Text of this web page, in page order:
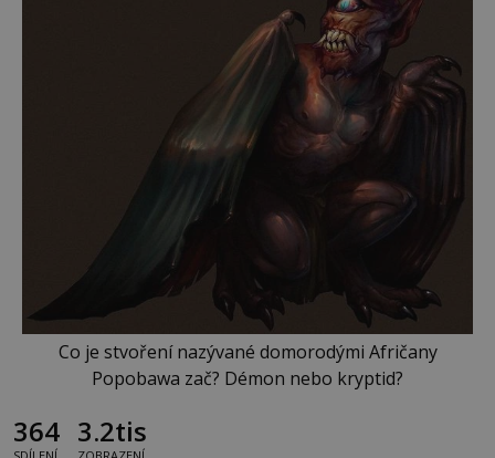
Co je stvoření nazývané domorodými Afričany
Popobawa zač? Démon nebo kryptid?
364 3.2tis